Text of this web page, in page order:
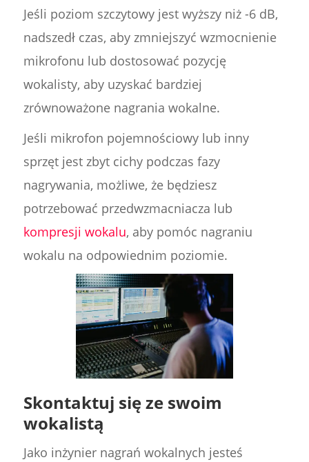
Jeśli poziom szczytowy jest wyższy niż -6 dB,
nadszedł czas, aby zmniejszyć wzmocnienie
mikrofonu lub dostosować pozycję
wokalisty, aby uzyskać bardziej
zrównoważone nagrania wokalne.
Jeśli mikrofon pojemnościowy lub inny
sprzęt jest zbyt cichy podczas fazy
nagrywania, możliwe, że będziesz
potrzebować przedwzmacniacza lub
kompresji wokalu, aby pomóc nagraniu
wokalu na odpowiednim poziomie.
Skontaktuj się ze swoim
wokalistą
Jako inżynier nagrań wokalnych jesteś